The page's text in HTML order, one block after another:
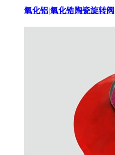
氧化铝|氧化锆陶瓷旋转